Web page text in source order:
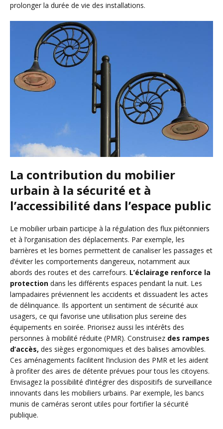
prolonger la durée de vie des installations.
La contribution du mobilier
urbain à la sécurité et à
l’accessibilité dans l’espace public
Le mobilier urbain participe à la régulation des flux piétonniers
et à l’organisation des déplacements. Par exemple, les
barrières et les bornes permettent de canaliser les passages et
d’éviter les comportements dangereux, notamment aux
abords des routes et des carrefours. L’éclairage renforce la
protection dans les différents espaces pendant la nuit. Les
lampadaires préviennent les accidents et dissuadent les actes
de délinquance. Ils apportent un sentiment de sécurité aux
usagers, ce qui favorise une utilisation plus sereine des
équipements en soirée. Priorisez aussi les intérêts des
personnes à mobilité réduite (PMR). Construisez des rampes
d’accès, des sièges ergonomiques et des balises amovibles.
Ces aménagements facilitent l’inclusion des PMR et les aident
à profiter des aires de détente prévues pour tous les citoyens.
Envisagez la possibilité d’intégrer des dispositifs de surveillance
innovants dans les mobiliers urbains. Par exemple, les bancs
munis de caméras seront utiles pour fortifier la sécurité
publique.